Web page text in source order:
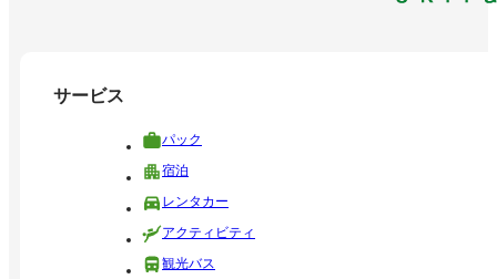
サービス
パック
宿泊
レンタカー
アクティビティ
観光バス